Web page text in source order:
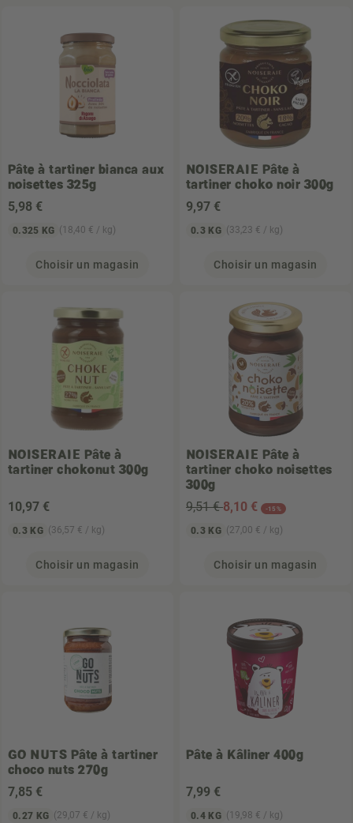
Pâte à tartiner bianca aux
noisettes 325g
5,98 €
0.325 KG (18,40 € / kg)
Choisir un magasin
NOISERAIE Pâte à
tartiner choko noir 300g
9,97 €
0.3 KG (33,23 € / kg)
Choisir un magasin
NOISERAIE Pâte à
tartiner chokonut 300g
10,97 €
0.3 KG (36,57 € / kg)
Choisir un magasin
NOISERAIE Pâte à
tartiner choko noisettes
300g
9,51 €8,10 € -15%
0.3 KG (27,00 € / kg)
Choisir un magasin
GO NUTS Pâte à tartiner
choco nuts 270g
7,85 €
0.27 KG (29,07 € / kg)
Pâte à Kâliner 400g
7,99 €
0.4 KG (19,98 € / kg)